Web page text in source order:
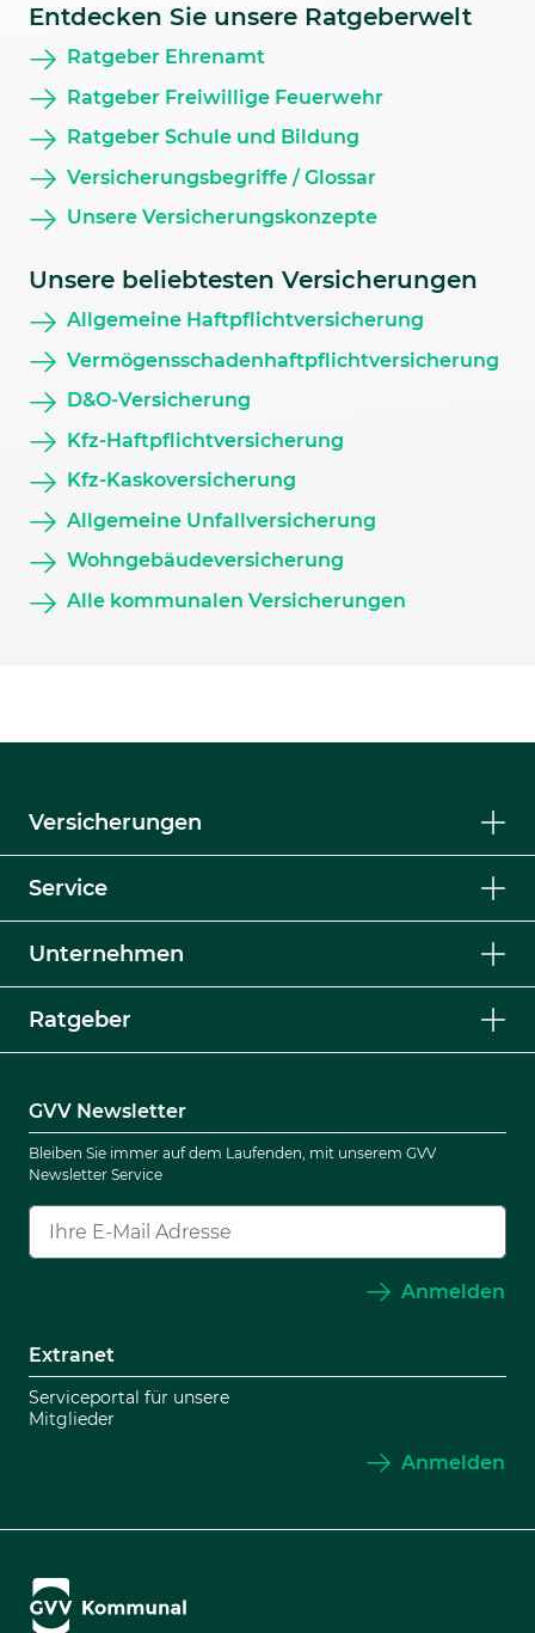
Entdecken Sie unsere Ratgeberwelt
Ratgeber Ehrenamt
Ratgeber Freiwillige Feuerwehr
Ratgeber Schule und Bildung
Versicherungsbegriffe / Glossar
Unsere Versicherungskonzepte
Unsere beliebtesten Versicherungen
Allgemeine Haftpflichtversicherung
Vermögensschadenhaftpflichtversicherung
D&O-Versicherung
Kfz-Haftpflichtversicherung
Kfz-Kaskoversicherung
Allgemeine Unfallversicherung
Wohngebäudeversicherung
Alle kommunalen Versicherungen
Versicherungen
Service
Unternehmen
Ratgeber
GVV Newsletter
Bleiben Sie immer auf dem Laufenden, mit unserem GVV
Newsletter Service
Anmelden
Extranet
Serviceportal für unsere
Mitglieder
Anmelden